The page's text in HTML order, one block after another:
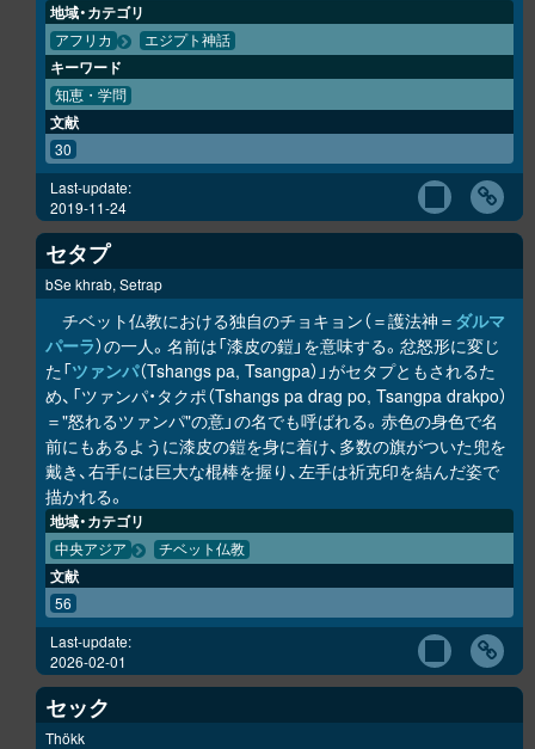
地域・カテゴリ
アフリカ エジプト神話
キーワード
知恵・学問
文献
30
Last-update:
2019-11-24
セタプ
bSe khrab, Setrap
チベット仏教における独自のチョキョン（＝護法神＝ ダルマ
パーラ）の一人。名前は「漆皮の鎧」を意味する。忿怒形に変じ
た「ツァンパ（Tshangs pa, Tsangpa）」がセタプともされるた
め、「ツァンパ・タクポ（Tshangs pa drag po, Tsangpa drakpo）
＝"怒れるツァンパ"の意」の名でも呼ばれる。赤色の身色で名
前にもあるように漆皮の鎧を身に着け、多数の旗がついた兜を
戴き、右手には巨大な棍棒を握り、左手は祈克印を結んだ姿で
描かれる。
地域・カテゴリ
中央アジア チベット仏教
文献
56
Last-update:
2026-02-01
セック
Thökk